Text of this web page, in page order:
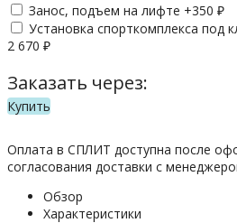
Занос, подъем на лифте +350 ₽
Установка спорткомплекса под
2 670 ₽
Заказать через:
Купить
Оплата в СПЛИТ доступна после
согласования доставки с
Обзор
Характеристики